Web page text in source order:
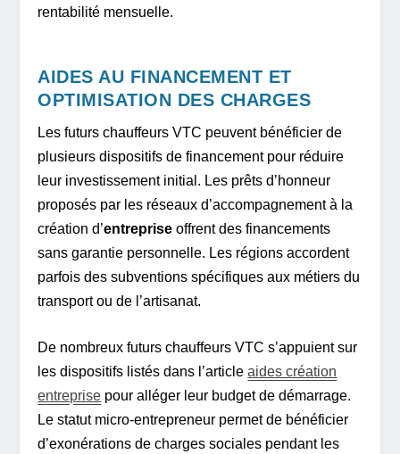
rentabilité mensuelle.
AIDES AU FINANCEMENT ET
OPTIMISATION DES CHARGES
Les futurs chauffeurs VTC peuvent bénéficier de
plusieurs dispositifs de financement pour réduire
leur investissement initial. Les prêts d’honneur
proposés par les réseaux d’accompagnement à la
création d’entreprise offrent des financements
sans garantie personnelle. Les régions accordent
parfois des subventions spécifiques aux métiers du
transport ou de l’artisanat.
De nombreux futurs chauffeurs VTC s’appuient sur
les dispositifs listés dans l’articleaides création
entreprise pour alléger leur budget de démarrage.
Le statut micro-entrepreneur permet de bénéficier
d’exonérations de charges sociales pendant les